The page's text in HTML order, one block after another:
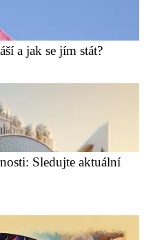
a jak se jím stát?
Sledujte aktuální